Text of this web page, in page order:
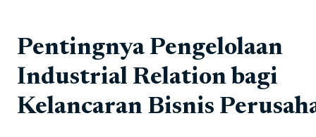
Pentingnya Pengelolaan
Industrial Relation bagi
Kelancaran Bisnis